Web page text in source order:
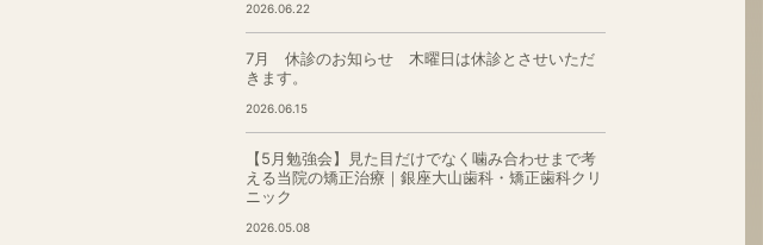
2026.06.22
7月 休診のお知らせ 木曜日は休診とさせいただ
きます。
2026.06.15
【5月勉強会】見た目だけでなく噛み合わせまで考
える当院の矯正治療｜銀座大山歯科・矯正歯科クリ
ニック
2026.05.08